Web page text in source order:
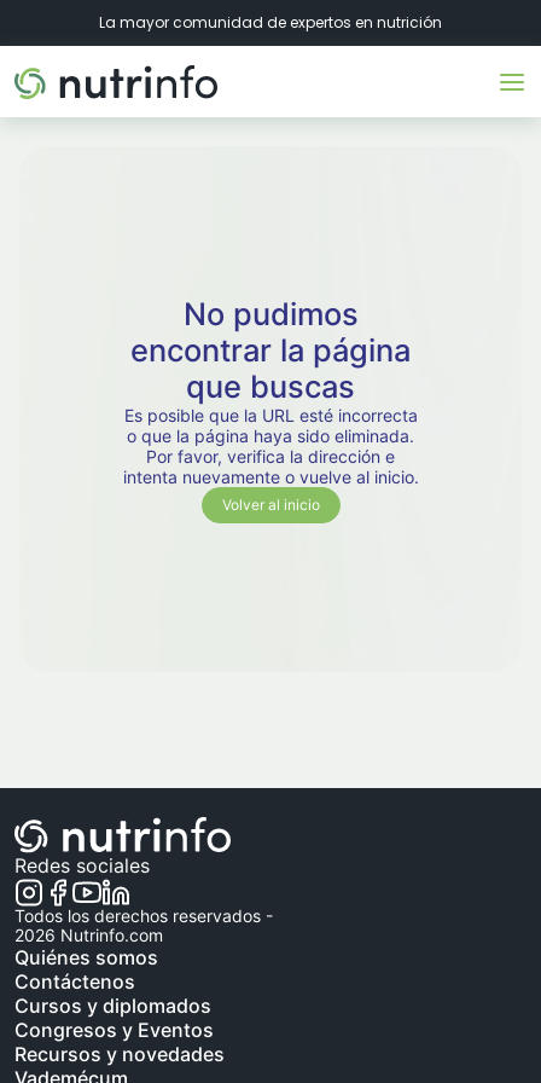
La mayor comunidad de expertos en nutrición
No pudimos
encontrar la página
que buscas
Es posible que la URL esté incorrecta
o que la página haya sido eliminada.
Por favor, verifica la dirección e
intenta nuevamente o vuelve al inicio.
Volver al inicio
Redes sociales
Todos los derechos reservados -
2026 Nutrinfo.com
Quiénes somos
Contáctenos
Cursos y diplomados
Congresos y Eventos
Recursos y novedades
Vademécum